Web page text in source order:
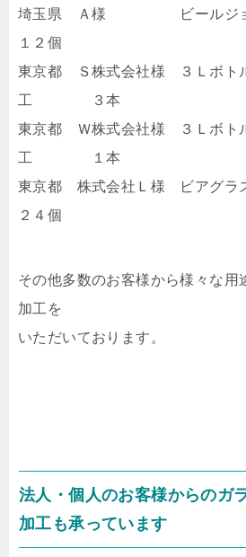
埼玉県 Ａ様 ビールジョ
１２個
東京都 Ｓ株式会社様 ３Ｌボト
工 ３本
東京都 Ｗ株式会社様 ３Ｌボト
工 １本
東京都 株式会社Ｌ様 ビアグ
２４個
その他多数のお客様から様々な用
加工を
いただいております。
法人・個人のお客様からのガ
加工も承っています